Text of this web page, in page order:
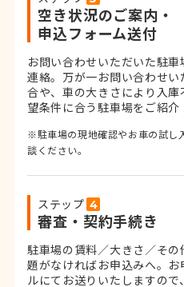
空き状況のご案内・
申込フォーム送付
お問い合わせいただいた駐
連絡。 万が一お問い合わせ
合や、車の大きさにより入
望条件に合う駐車場をご紹介
※駐車場の現地確認やお車の試し
談ください。
ステップ
審査・契約手続き
駐車場の賃料／大きさ／そ
題がなければお申込みへ。
ルにてお送りいたしますの